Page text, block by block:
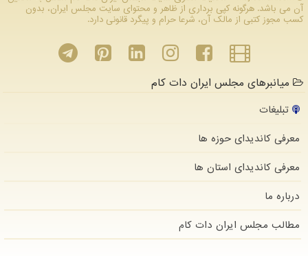
آن می باشد. هرگونه کپی برداری از ظاهر و محتوای سایت مجلس ایران، بدون
کسب مجوز کتبی از مالک آن، شرعا حرام و پیگرد قانونی دارد.
میانبرهای مجلس ایران دات کام
تبلیغات
معرفی کاندیدای حوزه ها
معرفی کاندیدای استان ها
درباره ما
مطالب مجلس ایران دات كام